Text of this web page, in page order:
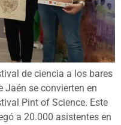
de ciencia a los bares
Jaén se convierten en
Pint of Science. Este
a 20.000 asistentes en